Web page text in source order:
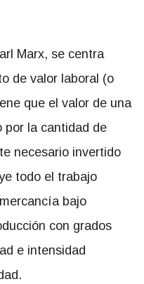
Marx, se centra
de valor laboral (o
que el valor de una
por la cantidad de
necesario invertido
todo el trabajo
bajo
con grados
e intensidad